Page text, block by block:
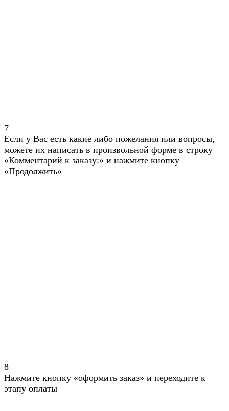
7
Если у Вас есть какие либо пожелания или вопросы,
можете их написать в произвольной форме в строку
«Комментарий к заказу:» и нажмите кнопку
«Продолжить»
8
Нажмите кнопку «оформить заказ» и переходите к
этапу оплаты